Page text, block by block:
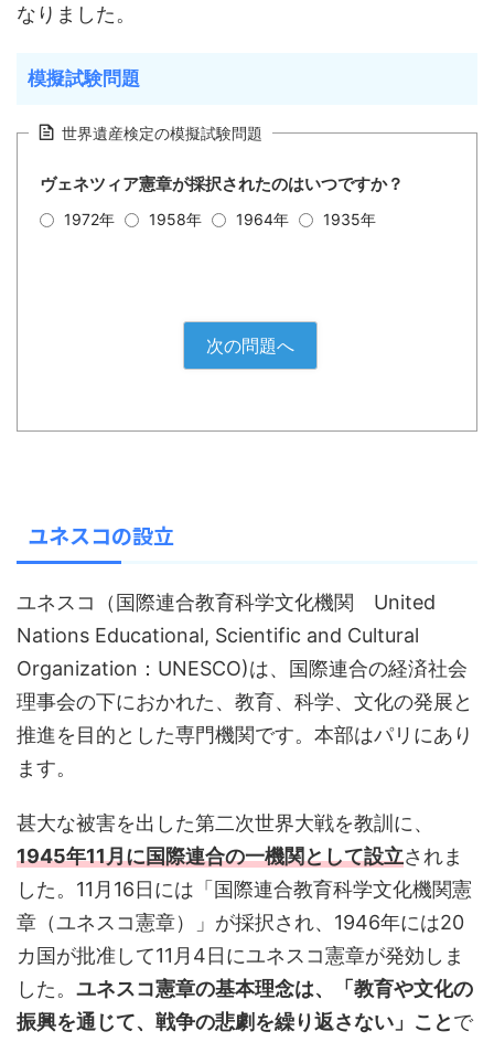
なりました。
模擬試験問題
世界遺産検定の模擬試験問題
ヴェネツィア憲章が採択されたのはいつですか？
1972年 1958年 1964年 1935年
次の問題へ
ユネスコの設立
ユネスコ（国際連合教育科学文化機関 United
Nations Educational, Scientific and Cultural
Organization：UNESCO)は、国際連合の経済社会
理事会の下におかれた、教育、科学、文化の発展と
推進を目的とした専門機関です。本部はパリにあり
ます。
甚大な被害を出した第二次世界大戦を教訓に、
1945年11月に国際連合の一機関として設立されま
した。11月16日には「国際連合教育科学文化機関憲
章（ユネスコ憲章）」が採択され、1946年には20
カ国が批准して11月4日にユネスコ憲章が発効しま
した。 ユネスコ憲章の基本理念は、「教育や文化の
振興を通じて、戦争の悲劇を繰り返さない」ことで